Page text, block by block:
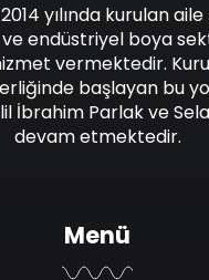
yılında kurulan
endüstriyel boya
vermektedir.
başlayan bu
İbrahim Parlak ve
devam etmektedir.
Menü